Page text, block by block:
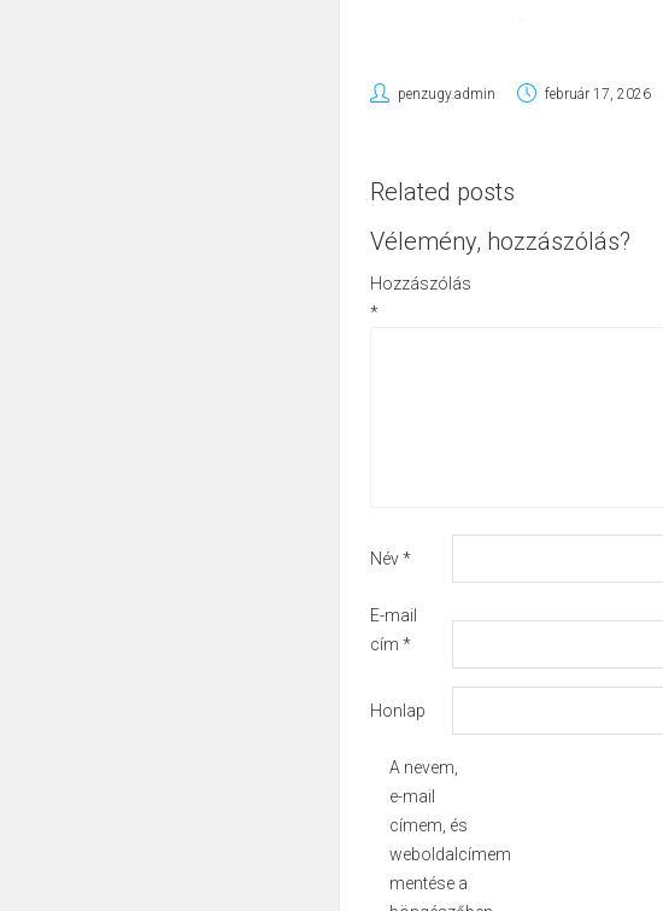
penzugy.admin február 17, 2026
Related posts
Vélemény, hozzászólás?
Hozzászólás
*
Név*
E-mail
cím *
Honlap
A nevem,
e-mail
címem, és
weboldalcímem
mentése a